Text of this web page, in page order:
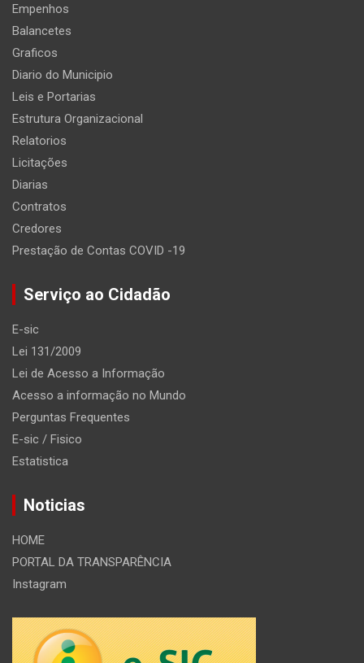
Empenhos
Balancetes
Graficos
Diario do Municipio
Leis e Portarias
Estrutura Organizacional
Relatorios
Licitações
Diarias
Contratos
Credores
Prestação de Contas COVID -19
Serviço ao Cidadão
E-sic
Lei 131/2009
Lei de Acesso a Informação
Acesso a informação no Mundo
Perguntas Frequentes
E-sic / Fisico
Estatistica
Noticias
HOME
PORTAL DA TRANSPARÊNCIA
Instagram